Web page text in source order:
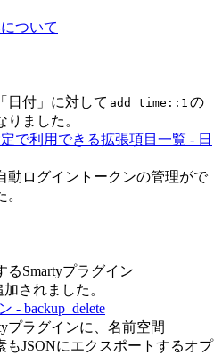
ついて
日付」に対して add_time::1 の
ました。
で利用できる拡張項目一覧 - 日
動ログイントークンの管理がで
Smartyプラグイン
加されました。
- backup_delete
プラグインに、名前空間
もJSONにエクスポートするオプ